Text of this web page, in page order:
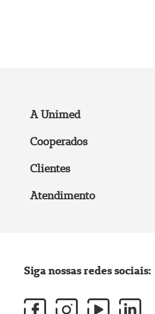
A Unimed
Cooperados
Clientes
Atendimento
Siga nossas redes sociais: